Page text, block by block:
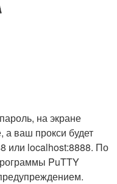
на экране
ваш прокси будет
или localhost:8888. По
PuTTY